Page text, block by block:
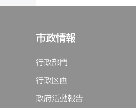
市政情報
行政部門
行政区画
政府活動報告